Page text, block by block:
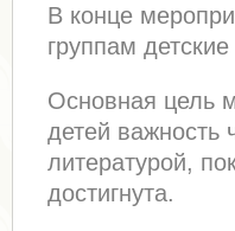
В конце
группам
Основная цель
детей важность
литературой,
достигнута.